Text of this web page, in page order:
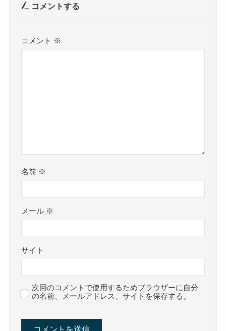
コメントする
コメント ※
名前 ※
メール ※
サイト
次回のコメントで使用するためブラウザーに自分
の名前、メールアドレス、サイトを保存する。